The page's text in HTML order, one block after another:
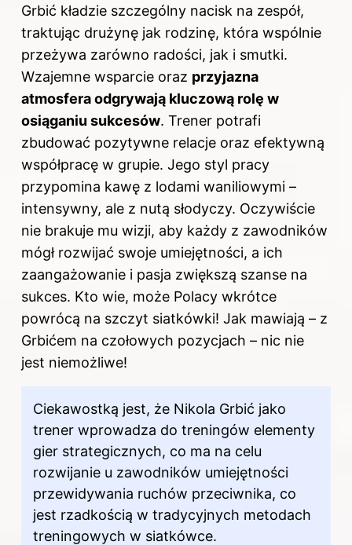
Grbić kładzie szczególny nacisk na zespół,
traktując drużynę jak rodzinę, która wspólnie
przeżywa zarówno radości, jak i smutki.
Wzajemne wsparcie oraz przyjazna
atmosfera odgrywają kluczową rolę w
osiąganiu sukcesów. Trener potrafi
zbudować pozytywne relacje oraz efektywną
współpracę w grupie. Jego styl pracy
przypomina kawę z lodami waniliowymi –
intensywny, ale z nutą słodyczy. Oczywiście
nie brakuje mu wizji, aby każdy z zawodników
mógł rozwijać swoje umiejętności, a ich
zaangażowanie i pasja zwiększą szanse na
sukces. Kto wie, może Polacy wkrótce
powrócą na szczyt siatkówki! Jak mawiają – z
Grbićem na czołowych pozycjach – nic nie
jest niemożliwe!
Ciekawostką jest, że Nikola Grbić jako
trener wprowadza do treningów elementy
gier strategicznych, co ma na celu
rozwijanie u zawodników umiejętności
przewidywania ruchów przeciwnika, co
jest rzadkością w tradycyjnych metodach
treningowych w siatkówce.